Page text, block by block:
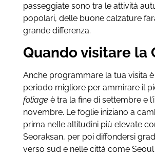
passeggiate sono tra le attività
popolari, delle buone calzature
grande differenza.
Quando visitare la
Anche programmare la tua visita
periodo migliore per ammirare il
foliage è tra la fine di settembre e
novembre. Le foglie iniziano a
prima nelle altitudini più elevate
Seoraksan, per poi diffondersi
verso sud e nelle città come